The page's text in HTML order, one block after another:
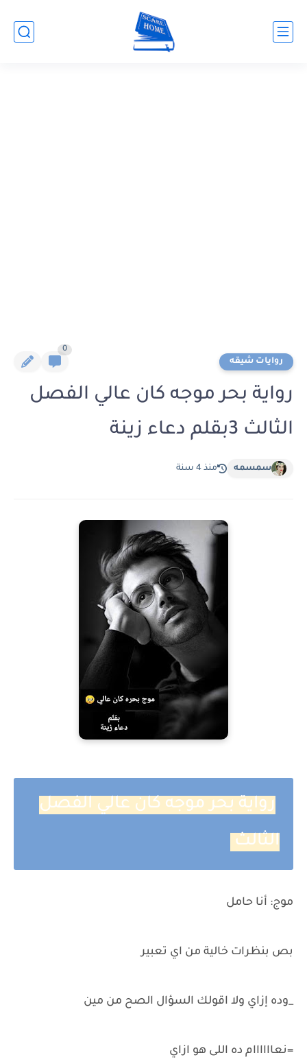
روايات شيقه
0
رواية بحر موجه كان عالي الفصل
الثالث 3بقلم دعاء زينة
سمسمه منذ 4 سنة
رواية بحر موجه كان عالي الفصل
الثالث
موج: أنا حامل
بص بنظرات خالية من اي تعبير
_وده إزاي ولا اقولك السؤال الصح من مين
=نعاااااام ده اللى هو ازاي